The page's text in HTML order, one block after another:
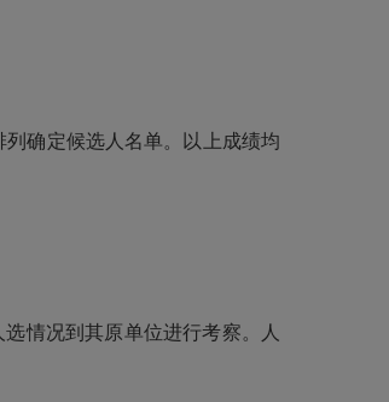
列确定候选人名单。以上成绩均
情况到其原单位进行考察。人